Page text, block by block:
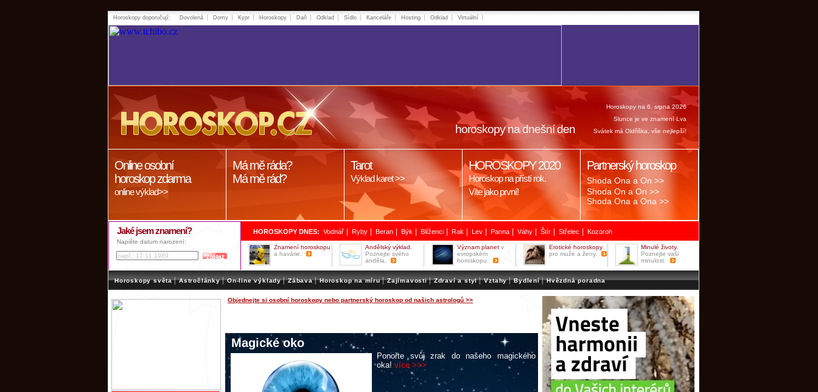
Horoskopy doporučují: Dovolená Domy Kypr Horoskopy Daň Odklad Sídlo Kanceláře Hosting Odklad Virtuální
Horoskopy na 6. srpna 2026
Slunce je ve znamení Lva
Svátek má Oldřiška, vše nejlepší!
horoskopy na dnešní den
Online osobní
horoskop zdarma
online výklad>>
Má mě ráda?
Má mě rád?
Tarot
Výklad karet >>
HOROSKOPY 2020
Horoskop na přístí rok.
Víte jako první!
Partnerský horoskop
Shoda Ona a On >>
Shoda On a On >>
Shoda Ona a Ona >>
Jaké jsem znamení?
Napište datum narození:
HOROSKOPY DNES: Vodnář Ryby Beran Býk Blíženci Rak Lev Panna Váhy Štír Střelec Kozoroh
Znamení horoskopu
a havárie.
Andělský výklad.
Poznejte svého
anděla.
Význam planet v
evropském
horoskopu.
Erotické horoskopy
pro muže a ženy.
Minulé životy.
Poznejte vaší
minulost.
Horoskopy světa | Astročlánky | On-line výklady | Zábava | Horoskop na míru | Zajímavosti | Zdraví a styl | Vztahy | Bydlení | Hvězdná poradna
Objednejte si osobní horoskopy nebo partnerský horoskop od našich astrologů >>
Magické oko
Ponořte svůj zrak do našeho magického
oka! více >>>